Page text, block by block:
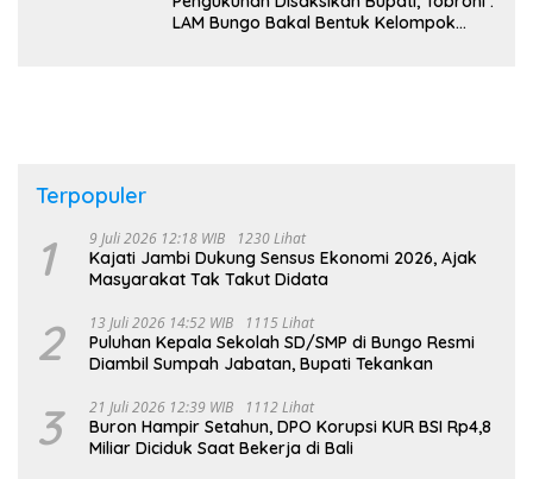
LAM Bungo Bakal Bentuk Kelompok
Terpopuler
1 9 Juli 2026 12:18 WIB 1230 Lihat
Kajati Jambi Dukung Sensus Ekonomi 2026, Ajak
Masyarakat Tak Takut Didata
2 13 Juli 2026 14:52 WIB 1115 Lihat
Puluhan Kepala Sekolah SD/SMP di Bungo Resmi
Diambil Sumpah Jabatan, Bupati Tekankan
3 21 Juli 2026 12:39 WIB 1112 Lihat
Buron Hampir Setahun, DPO Korupsi KUR BSI Rp4,8
Miliar Diciduk Saat Bekerja di Bali